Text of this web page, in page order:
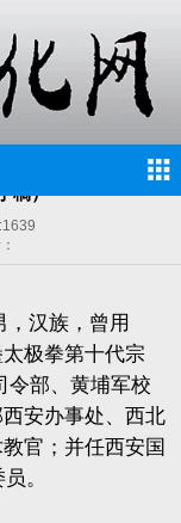
稿）
1639
，汉族，曾用
极拳第十代宗
令部、黄埔军校
安办事处、西北
官；并任西安国
。